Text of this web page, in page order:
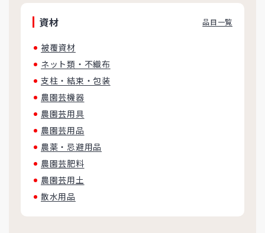
資材 品目一覧
被覆資材
ネット類・不織布
支柱・結束・包装
農園芸機器
農園芸用具
農園芸用品
農薬・忌避用品
農園芸肥料
農園芸用土
散水用品